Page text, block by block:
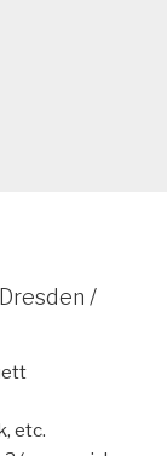
/
etc.